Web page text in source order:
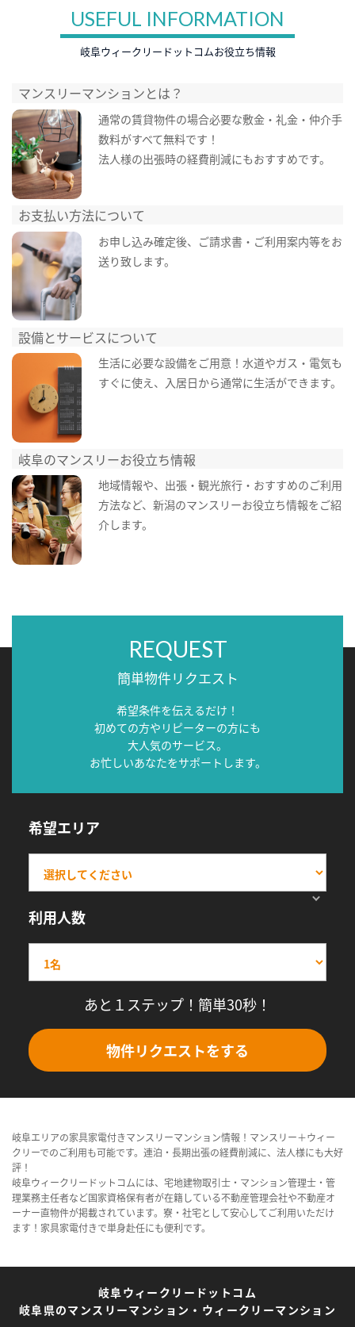
USEFUL INFORMATION
岐阜ウィークリードットコムお役立ち情報
マンスリーマンションとは？
通常の賃貸物件の場合必要な敷金・礼金・仲介手
数料がすべて無料です！
法人様の出張時の経費削減にもおすすめです。
お支払い方法について
お申し込み確定後、ご請求書・ご利用案内等をお
送り致します。
設備とサービスについて
生活に必要な設備をご用意！水道やガス・電気も
すぐに使え、入居日から通常に生活ができます。
岐阜のマンスリーお役立ち情報
地域情報や、出張・観光旅行・おすすめのご利用
方法など、新潟のマンスリーお役立ち情報をご紹
介します。
REQUEST
簡単物件リクエスト
希望条件を伝えるだけ！
初めての方やリピーターの方にも
大人気のサービス。
お忙しいあなたをサポートします。
希望エリア
利用人数
あと１ステップ！簡単30秒！
物件リクエストをする
岐阜エリアの家具家電付きマンスリーマンション情報！マンスリー＋ウィー
クリーでのご利用も可能です。連泊・長期出張の経費削減に、法人様にも大好
評！
岐阜ウィークリードットコムには、宅地建物取引士・マンション管理士・管
理業務主任者など国家資格保有者が在籍している不動産管理会社や不動産オ
ーナー直物件が掲載されています。寮・社宅として安心してご利用いただけ
ます！家具家電付きで単身赴任にも便利です。
岐阜ウィークリードットコム
岐阜県のマンスリーマンション・ウィークリーマンション